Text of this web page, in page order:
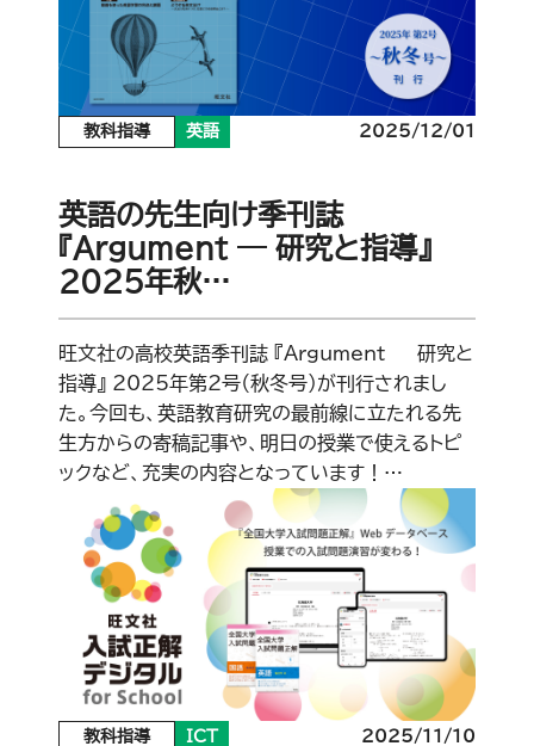
教科指導 英語 2025/12/01
英語の先生向け季刊誌
『Argument ― 研究と指導』
2025年秋…
旺文社の高校英語季刊誌 『Argument ― 研究と
指導』 2025年第2号（秋冬号）が刊行されまし
た。今回も、英語教育研究の最前線に立たれる先
生方からの寄稿記事や、明日の授業で使えるトピ
ックなど、充実の内容となっています！…
教科指導 ICT 2025/11/10